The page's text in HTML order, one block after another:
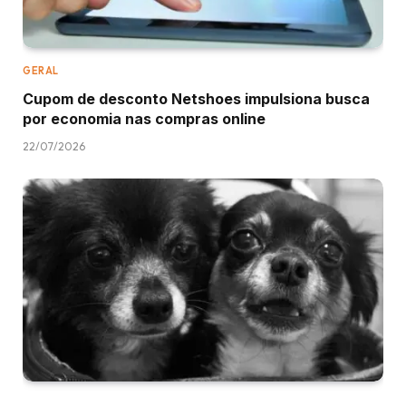
GERAL
Cupom de desconto Netshoes impulsiona busca
por economia nas compras online
22/07/2026